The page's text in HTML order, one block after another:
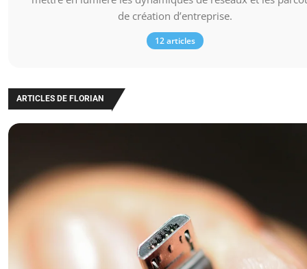
de création d’entreprise.
12 articles
ARTICLES DE FLORIAN